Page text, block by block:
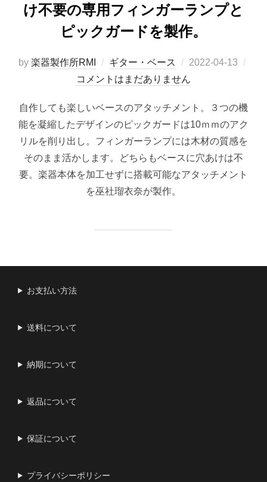
け不要の専用フィンガーランプと
ピックガードを製作。
by 楽器製作所RMI ギター・ベース
投
2022-04-13
コメントはまだありません
自作しても楽しいベースのアタッチメント。３つの機
能を凝縮したデザインのピックガードは10ｍｍのアク
リルを削り出し。フィンガーランプには木材の質感を
そのまま活かします。どちらもベースに穴あけは不
要。楽器本体を加工せずに搭載可能なアタッチメント
を巫社瑠衣奈が製作。
お支払い方法
送料について
納期について
返品について
保証について
プライバシーポリシー